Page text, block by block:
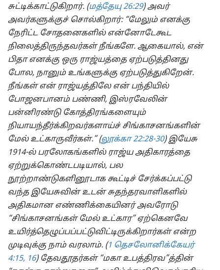
சுட்டிக்காட்டுகிறார். (மத்தேயு 26:29) அவர்
அவர்களுக்குச் சொல்கிறார்: “மேலும் எனக்கு
நேரிட்ட சோதனைகளில் என்னோடேகூட
நிலைத்திருந்தவர்கள் நீங்களே. ஆகையால், என்
பிதா எனக்கு ஒரு ராஜ்யத்தை ஏற்படுத்தினது
போல, நானும் உங்களுக்கு ஏற்படுத்துகிறேன்.
நீங்கள் என் ராஜ்யத்திலே என் பந்தியில்
போஜனபானம் பண்ணி, இஸ்ரவேலின்
பன்னிரண்டு கோத்திரங்களையும்
நியாயந்தீர்க்கிறவர்களாய்ச் சிங்காசனங்களின்
மேல் உட்காருவீர்கள்.” (லூக்கா 22:28-30) இயேசு
1914-ல் பரலோகங்களில் ராஜ்ய அதிகாரத்தை
ஏற்றுக்கொண்டபடியால், பல
நூற்றாண்டுகளினூடாக கூட்டிச் சேர்க்கப்பட்டு
வந்த இயேசுவின் உடன் சுதந்தரவாளிகளில்
அதிகமான எண்ணிக்கையினர் அவரோடு
“சிங்காசனங்கள் மேல் உட்கார” ஏற்கெனவே
உயிர்த்தெழுப்பப்பட்டுவிட்டிருக்கிறார்கள் என்ற
முடிவுக்கு நாம் வரலாம். (1 தெசலோனிக்கேயர்
4:15, 16) தேவதூதர்கள் “மகா உபத்திரவ”த்தின்